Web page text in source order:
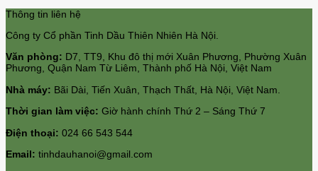
Thông tin liên hệ
Công ty Cổ phần Tinh Dầu Thiên Nhiên Hà Nội.
Văn phòng: D7, TT9, Khu đô thị mới Xuân Phương, Phường Xuân
Phương, Quận Nam Từ Liêm, Thành phố Hà Nội, Việt Nam
Nhà máy: Bãi Dài, Tiến Xuân, Thạch Thất, Hà Nội, Việt Nam.
Thời gian làm việc: Giờ hành chính Thứ 2 – Sáng Thứ 7
Điện thoại: 024 66 543 544
Email: tinhdauhanoi@gmail.com